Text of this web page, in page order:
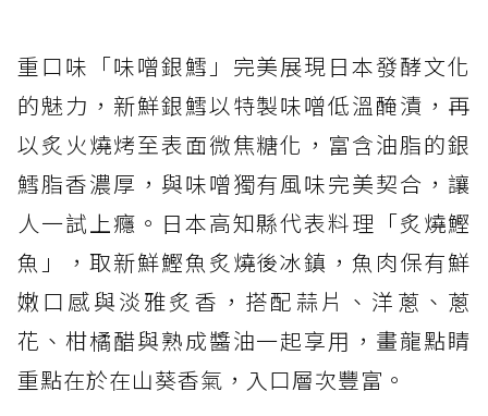
重口味「味噌銀鱈」完美展現日本發酵文化
的魅力，新鮮銀鱈以特製味噌低溫醃漬，再
以炙火燒烤至表面微焦糖化，富含油脂的銀
鱈脂香濃厚，與味噌獨有風味完美契合，讓
人一試上癮。日本高知縣代表料理「炙燒鰹
魚」，取新鮮鰹魚炙燒後冰鎮，魚肉保有鮮
嫩口感與淡雅炙香，搭配蒜片、洋蔥、蔥
花、柑橘醋與熟成醬油一起享用，畫龍點睛
重點在於在山葵香氣，入口層次豐富。